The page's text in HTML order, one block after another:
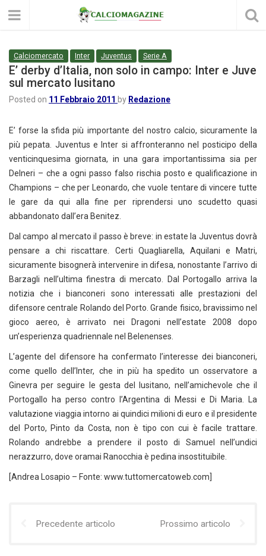
Calciomercato Inter Juventus Serie A
E’ derby d’Italia, non solo in campo: Inter e Juve
sul mercato lusitano
Posted on 11 Febbraio 2011 by Redazione
E’ forse la sfida più importante del nostro calcio, sicuramente la
più pepata. Juventus e Inter si affronteranno nel posticipo della
venticinquesima giornata, in una gara importantissima sia per
Delneri – che a ogni passo falso rischia posto e qualificazione in
Champions – che per Leonardo, che vuole tentare di vincere tutte
le gare da qui alla fine per riprendersi uno scudetto quasi
abbandonato dall’era Benitez.
Dal campo al mercato il passo è breve: in estate la Juventus dovrà
pensare a chi riscattare. Certi Quagliarella, Aquilani e Matri,
sicuramente bisognerà intervenire in difesa, nonostante l’arrivo di
Barzagli nell’ultima finestra di mercato. Dal Portogallo arriva la
notizia che i bianconeri sono interessati alle prestazioni del
difensore centrale Rolando del Porto. Grande fisico, bravissimo nel
gioco aereo, è arrivato nei Dragoni nell’estate 2008 dopo
un’esperienza quadriennale nel Belenenses.
L’agente del difensore ha confermato l’interesse dei bianconeri,
come quello dell’Inter, che in più ha spedito un osservatore a
Ginevra per seguire le gesta del lusitano, nell’amichevole che il
Portogallo ha perso contro l’Argentina di Messi e Di Maria. La
valutazione viaggia intorno ai quindici milioni di euro e il presidente
del Porto, Pinto da Costa, non è tipo con cui è facile trattare.
Rolando andrebbe a prendere il posto di Samuel nell’undici
nerazzurro, dove oramai Ranocchia è pedina insostituibile.
[Andrea Losapio – Fonte: www.tuttomercatoweb.com]
Precedente articolo Prossimo articolo